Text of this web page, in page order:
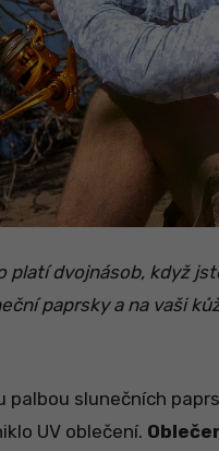
dvojnásob, když
paprsky a na vaši
palbou slunečních
UV oblečení.